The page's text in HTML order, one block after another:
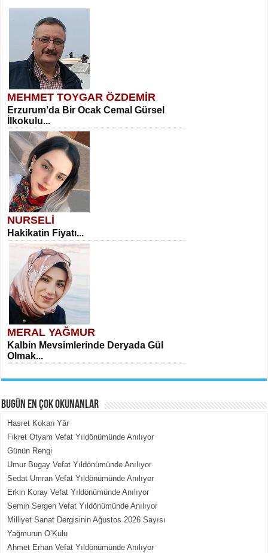
MEHMET TOYGAR ÖZDEMİR
Erzurum’da Bir Ocak Cemal Gürsel
İlkokulu...
NURSELİ
Hakikatin Fiyatı...
MERAL YAĞMUR
Kalbin Mevsimlerinde Deryada Gül
Olmak...
MEHMET ÇOBAN
İçerdeki Put Dışardaki Maskeler...
BUGÜN EN ÇOK OKUNANLAR
Hasret Kokan Yâr
Fikret Otyam Vefat Yıldönümünde Anılıyor
Günün Rengi
Umur Bugay Vefat Yıldönümünde Anılıyor
Sedat Umran Vefat Yıldönümünde Anılıyor
Erkin Koray Vefat Yıldönümünde Anılıyor
Semih Sergen Vefat Yıldönümünde Anılıyor
Milliyet Sanat Dergisinin Ağustos 2026 Sayısı
Yağmurun O’Kulu
Ahmet Erhan Vefat Yıldönümünde Anılıyor